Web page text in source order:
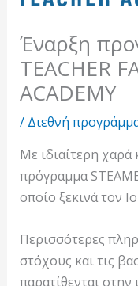
Έναρξη
TEACHER
ACADEMY
/ Διεθνή
Με ιδιαίτερη
πρόγραμμα
οποίο ξεκινά τον
Περισσότερες
στόχους και τις
παρατίθενται